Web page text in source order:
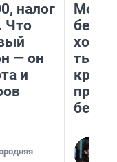
налог
Что
— он
и
Мой